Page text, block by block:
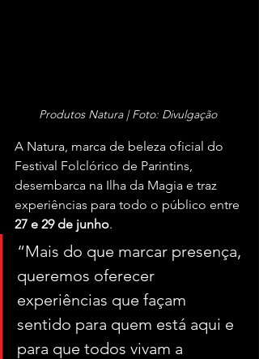
Produtos Natura | Foto: Divulgação
A Natura, marca de beleza oficial do
Festival Folclórico de Parintins,
desembarca na Ilha da Magia e traz
experiências para todo o público entre
27 e 29 de junho.
“Mais do que marcar presença,
queremos oferecer
experiências que façam
sentido para quem está aqui e
para que todos vivam a